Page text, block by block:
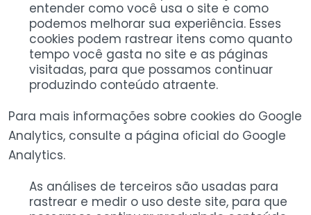
entender como você usa o site e como
podemos melhorar sua experiência. Esses
cookies podem rastrear itens como quanto
tempo você gasta no site e as páginas
visitadas, para que possamos continuar
produzindo conteúdo atraente.
Para mais informações sobre cookies do Google
Analytics, consulte a página oficial do Google
Analytics.
As análises de terceiros são usadas para
rastrear e medir o uso deste site, para que